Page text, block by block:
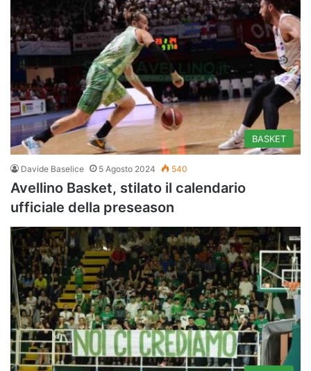
BASKET
Davide Baselice 5 Agosto 2024 540
Avellino Basket, stilato il calendario
ufficiale della preseason